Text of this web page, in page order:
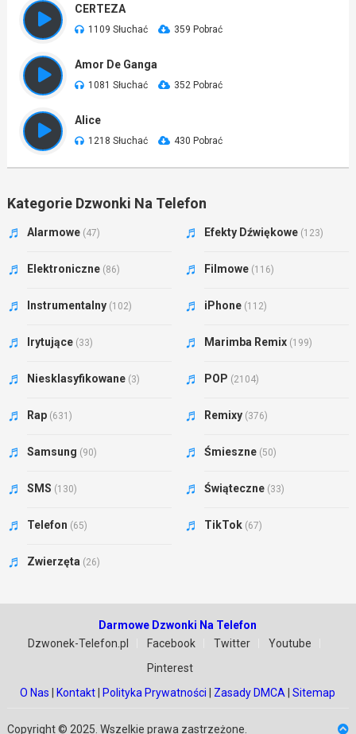
CERTEZA
1109 Słuchać 359 Pobrać
Amor De Ganga
1081 Słuchać 352 Pobrać
Alice
1218 Słuchać 430 Pobrać
Kategorie Dzwonki Na Telefon
Alarmowe (47) Efekty Dźwiękowe (123)
Elektroniczne (86) Filmowe (116)
Instrumentalny (102) iPhone (112)
Irytujące (33) Marimba Remix (199)
Niesklasyfikowane (3) POP (2104)
Rap (631) Remixy (376)
Samsung (90) Śmieszne (50)
SMS (130) Świąteczne (33)
Telefon (65) TikTok (67)
Zwierzęta (26)
Darmowe Dzwonki Na Telefon
Dzwonek-Telefon.pl
Facebook Twitter
Youtube
Pinterest
O Nas
Kontakt Polityka Prywatności Zasady DMCA |Sitemap
Copyright © 2025. Wszelkie prawa zastrzeżone.